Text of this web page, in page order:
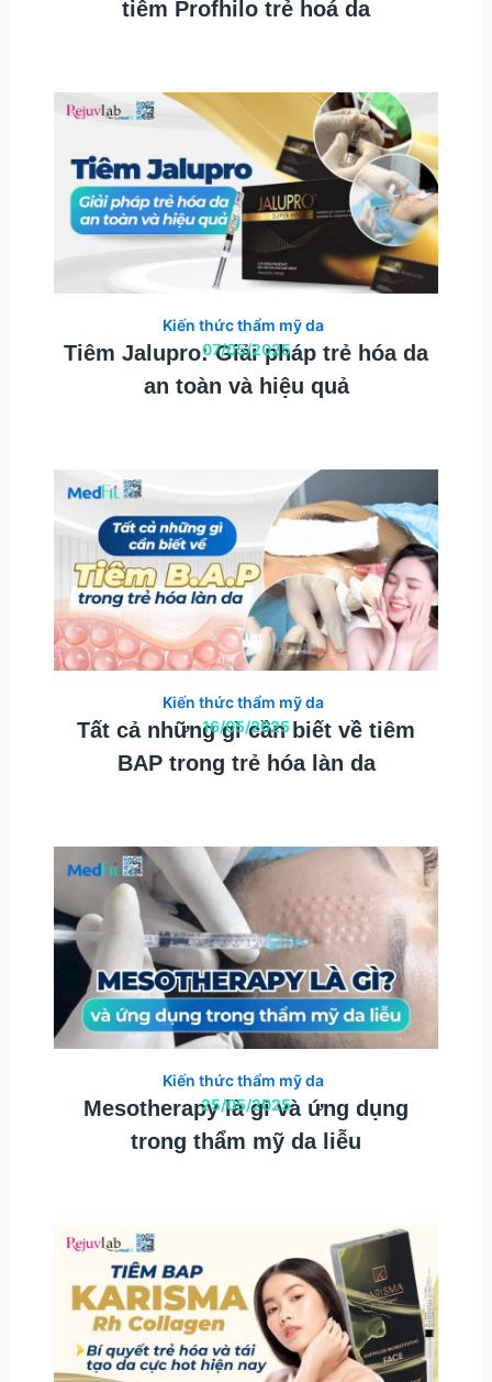
tiêm Profhilo trẻ hoá da
Tiêm Jalupro: Giải pháp trẻ hóa da
an toàn và hiệu quả
Kiến thức thẩm mỹ da
07/05/2025
Tất cả những gì cần biết về tiêm
BAP trong trẻ hóa làn da
Kiến thức thẩm mỹ da
16/05/2025
Mesotherapy là gì và ứng dụng
trong thẩm mỹ da liễu
Kiến thức thẩm mỹ da
25/05/2025